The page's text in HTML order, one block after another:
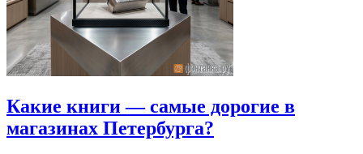
Какие книги — самые дорогие в
магазинах Петербурга?